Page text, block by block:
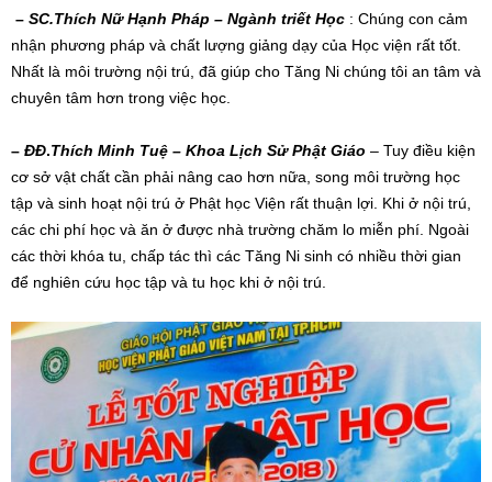
– SC.Thích Nữ Hạnh Pháp – Ngành triết Học : Chúng con cảm
nhận phương pháp và chất lượng giảng dạy của Học viện rất tốt.
Nhất là môi trường nội trú, đã giúp cho Tăng Ni chúng tôi an tâm và
chuyên tâm hơn trong việc học.
– ĐĐ.Thích Minh Tuệ – Khoa Lịch Sử Phật Giáo – Tuy điều kiện
cơ sở vật chất cần phải nâng cao hơn nữa, song môi trường học
tập và sinh hoạt nội trú ở Phật học Viện rất thuận lợi. Khi ở nội trú,
các chi phí học và ăn ở được nhà trường chăm lo miễn phí. Ngoài
các thời khóa tu, chấp tác thì các Tăng Ni sinh có nhiều thời gian
để nghiên cứu học tập và tu học khi ở nội trú.